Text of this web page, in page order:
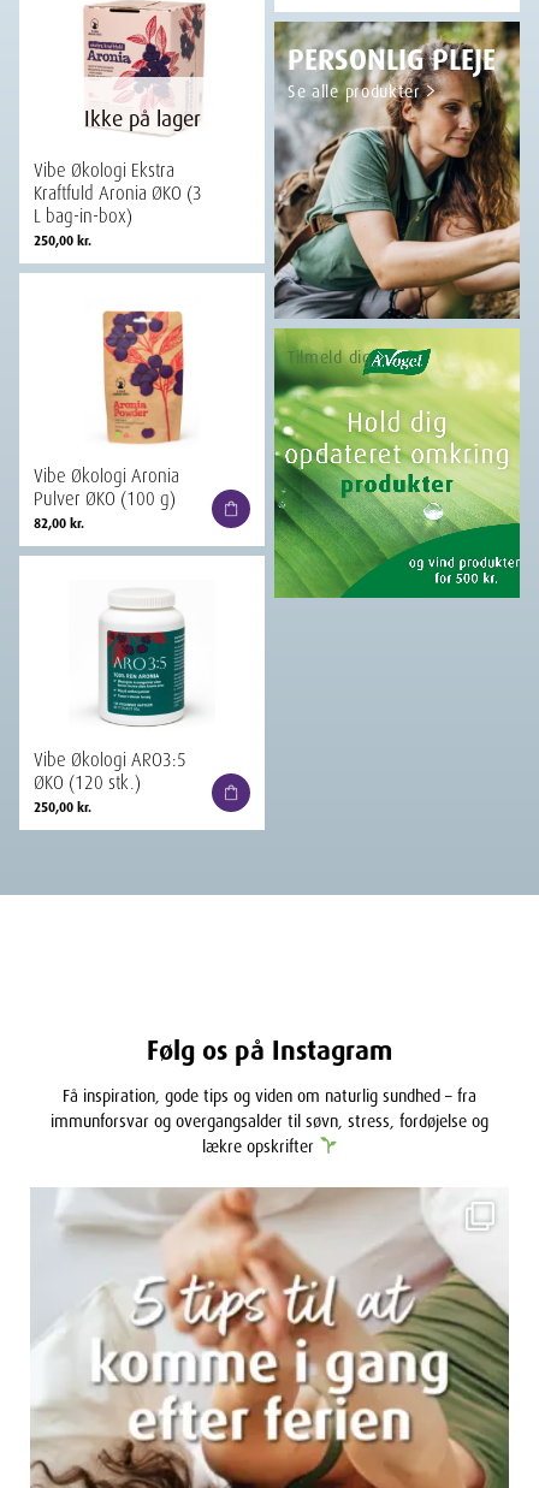
Vibe Økologi Ekstra
Kraftfuld Aronia ØKO (3
L bag-in-box)
250,00kr.
Ikke på lager
PERSONLIG PLEJE
Se alle produkter
Vibe Økologi Aronia
Pulver ØKO (100 g)
82,00kr.
Tilmeld dig
Vibe Økologi ARO3:5
ØKO (120 stk.)
250,00kr.
Følg os på Instagram
Få inspiration, gode tips og viden om naturlig sundhed – fra
immunforsvar og overgangsalder til søvn, stress, fordøjelse og
lækre opskrifter